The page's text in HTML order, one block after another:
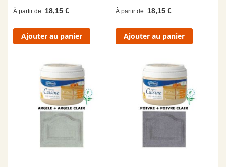
À partir de 18,15 €
Ajouter au panier
À partir de 18,15 €
Ajouter au panier